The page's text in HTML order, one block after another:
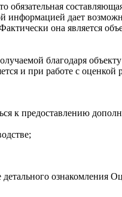
дает
она является
благодаря
и при работе с оценкой
к предоставлению
ознакомления